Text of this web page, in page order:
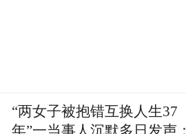
“两女子被抱错互换人生37
年”一当事人沉默多日发声：